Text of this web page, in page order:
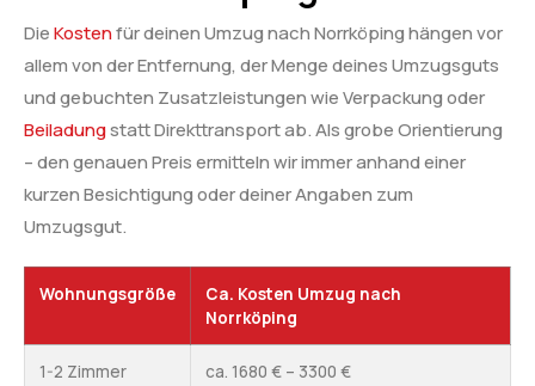
DieKostenfür deinen Umzug nach Norrköping hängen vor
allem von der Entfernung, der Menge deines Umzugsguts
und gebuchten Zusatzleistungen wie Verpackung oder
Beiladungstatt Direkttransport ab. Als grobe Orientierung
– den genauen Preis ermitteln wir immer anhand einer
kurzen Besichtigung oder deiner Angaben zum
Umzugsgut.
Wohnungsgröße
Ca. Kosten Umzug nach
Norrköping
1-2 Zimmer ca. 1680 € – 3300 €